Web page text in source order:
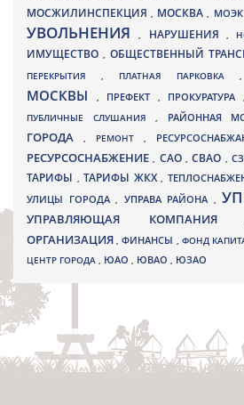
МОСЖИЛИНСПЕКЦИЯ, МОСКВА , МОЭК
УВОЛЬНЕНИЯ, НАРУШЕНИЯ ,
ИМУЩЕСТВО , ОБЩЕСТВЕННЫЙ
ПЕРЕКРЫТИЯ , ПЛАТНАЯ ПАРКОВКА
МОСКВЫ
, ПРЕФЕКТ , ПРОКУРАТУРА
ПУБЛИЧНЫЕ СЛУШАНИЯ , РАЙОННАЯ
ГОРОДА
, РЕМОНТ ,
РЕСУРСОСНАБЖЕНИЕ, САО,СВАО ,
ТАРИФЫ , ТАРИФЫ ЖКХ ,
УЛИЦЫ ГОРОДА , УПРАВА РАЙОНА ,
УПРАВЛЯЮЩАЯ
ОРГАНИЗАЦИЯ,ФИНАНСЫ , ФОНД
ЦЕНТР ГОРОДА , ЮАО , ЮВАО , ЮЗАО